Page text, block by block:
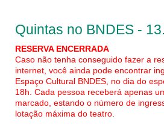
Quintas no BNDES -
RESERVA ENCERRADA
Caso não tenha conseguido fazer a
internet, você ainda pode encontrar
Espaço Cultural BNDES, no dia do
18h. Cada pessoa receberá apenas
marcado, estando o número de
lotação máxima do teatro.